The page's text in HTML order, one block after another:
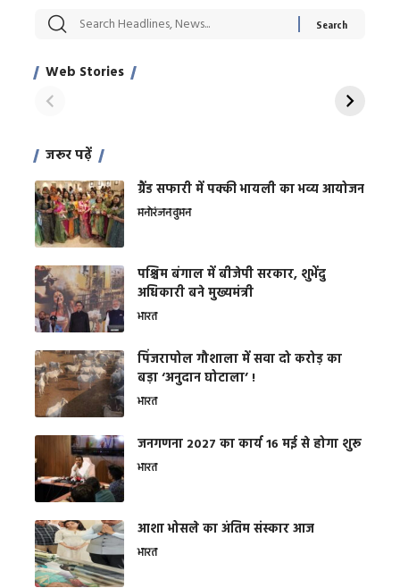
Web Stories
सट्टेबाजी में अरेस्ट हुए
साहिल खान
रोज एक कच्चे लहसुन
जरूर पढ़ें
ग्रैंड सफारी में पक्की भायली का भव्य आयोजन
मनोरंजनवुमन
पश्चिम बंगाल में बीजेपी सरकार, शुभेंदु
अधिकारी बने मुख्यमंत्री
भारत
​पिंजरापोल गौशाला में सवा दो करोड़ का
बड़ा ‘अनुदान घोटाला’ !
भारत
जनगणना 2027 का कार्य 16 मई से होगा शुरू
भारत
आशा भोसले का अंतिम संस्कार आज
भारत